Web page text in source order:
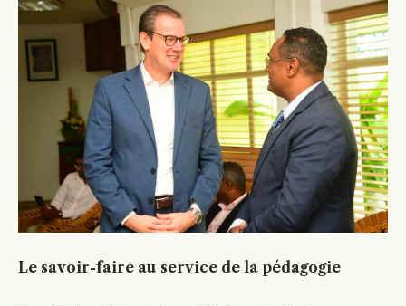
Le savoir-faire au service de la pédagogie